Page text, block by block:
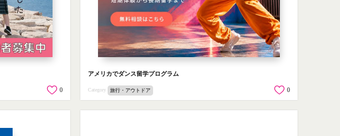
0
アメリカでダンス留学プログラム
Category 旅行・アウトドア 0